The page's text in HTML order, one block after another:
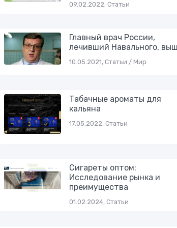
09.02.2022, Статьи
Главный врач России,
лечивший Навального,
10.05.2021, Статьи / Мир
Табачные ароматы для
кальяна
17.05.2022, Статьи
Сигареты оптом:
Исследование рынка и
преимущества
01.02.2024, Статьи